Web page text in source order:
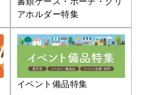
アホルダー特集
イベント備品特集